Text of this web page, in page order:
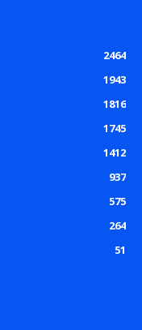
2464
1943
1816
1745
1412
937
575
264
51